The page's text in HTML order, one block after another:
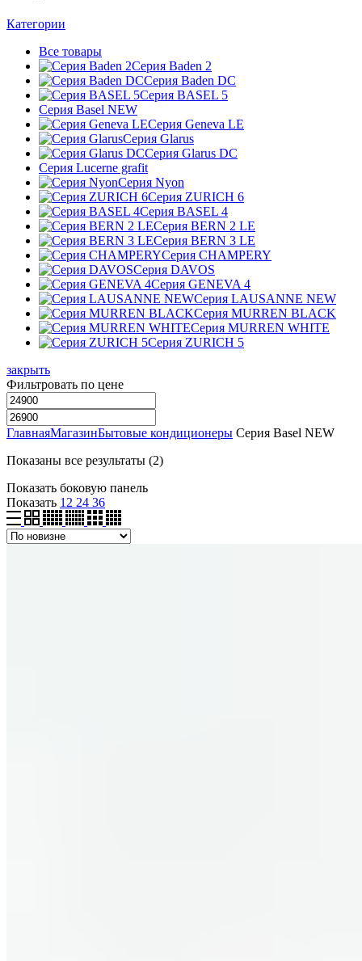
Категории
Все товары
Серия Baden 2
Серия Baden DC
Серия BASEL 5
Серия Basel NEW
Серия Geneva LE
Серия Glarus
Серия Glarus DC
Серия Lucerne grafit
Серия Nyon
Серия ZURICH 6
Серия BASEL 4
Серия BERN 2 LE
Серия BERN 3 LE
Серия CHAMPERY
Серия DAVOS
Серия GENEVA 4
Серия LAUSANNE NEW
Серия MURREN BLACK
Серия MURREN WHITE
Серия ZURICH 5
закрыть
Фильтровать по цене
ГлавнаяМагазинБытовые кондиционеры Серия Basel NEW
Показаны все результаты (2)Сортировка:
Показать боковую панель
Показать 12 24 36